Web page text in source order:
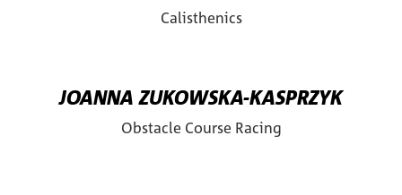
Calisthenics
JOANNA ZUKOWSKA-KASPRZYK
Obstacle Course Racing